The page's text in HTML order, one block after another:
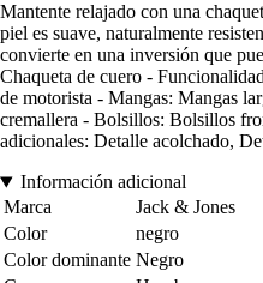
Mantente relajado con una
piel es suave, naturalmente
convierte en una inversión que
Chaqueta de cuero -
de motorista - Mangas: Mangas
cremallera - Bolsillos: Bolsillos
adicionales: Detalle acolchado,
Información adicional
Marca
Jack & Jones
Color
negro
Color dominante Negro